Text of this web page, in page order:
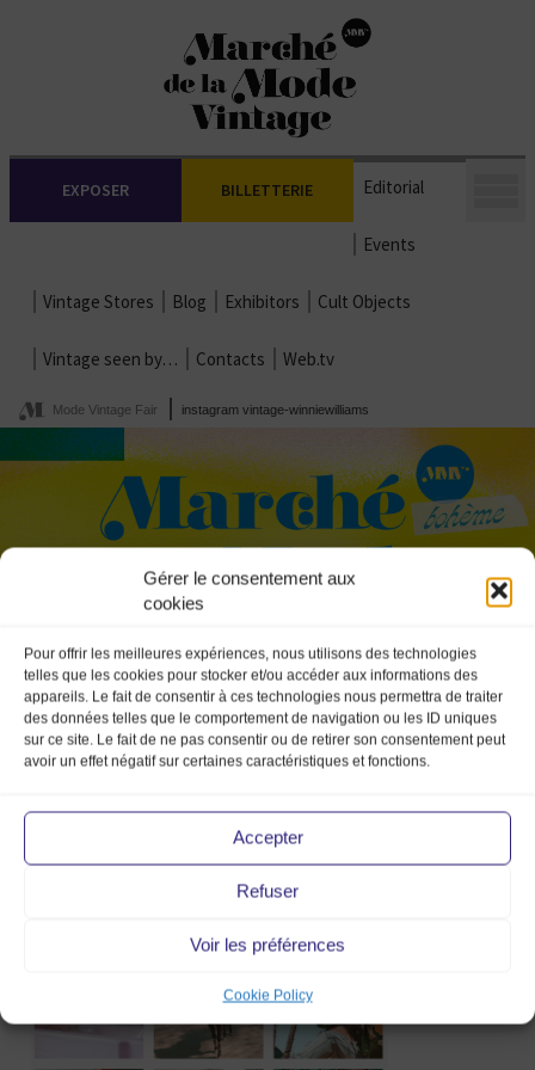
Gérer le consentement aux
cookies
Pour offrir les meilleures expériences, nous utilisons des technologies
telles que les cookies pour stocker et/ou accéder aux informations des
appareils. Le fait de consentir à ces technologies nous permettra de traiter
des données telles que le comportement de navigation ou les ID uniques
sur ce site. Le fait de ne pas consentir ou de retirer son consentement peut
avoir un effet négatif sur certaines caractéristiques et fonctions.
Accepter
Refuser
Voir les préférences
Cookie Policy
EXPOSER BILLETTERIE Editorial
Events
Vintage Stores Blog Exhibitors Cult Objects
Vintage seen by… Contacts Web.tv
Mode Vintage Fair instagram vintage-winniewilliams
vintage-winniewilliams